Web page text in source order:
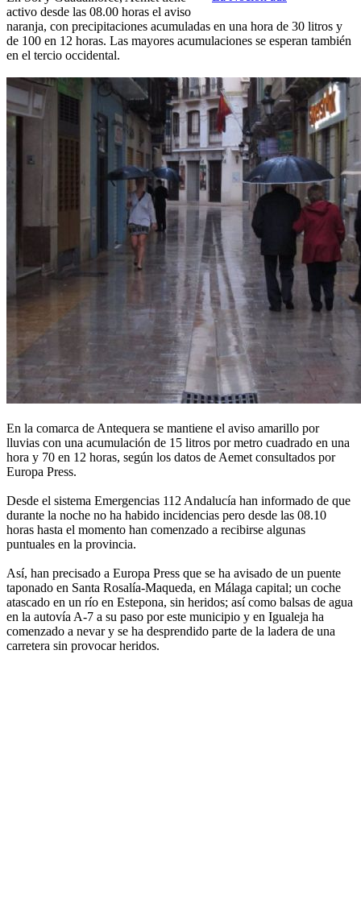
activo desde las 08.00 horas el aviso
naranja, con precipitaciones acumuladas en una hora de 30 litros y
de 100 en 12 horas. Las mayores acumulaciones se esperan también
en el tercio occidental.
En la comarca de Antequera se mantiene el aviso amarillo por
lluvias con una acumulación de 15 litros por metro cuadrado en una
hora y 70 en 12 horas, según los datos de Aemet consultados por
Europa Press.
Desde el sistema Emergencias 112 Andalucía han informado de que
durante la noche no ha habido incidencias pero desde las 08.10
horas hasta el momento han comenzado a recibirse algunas
puntuales en la provincia.
Así, han precisado a Europa Press que se ha avisado de un puente
taponado en Santa Rosalía-Maqueda, en Málaga capital; un coche
atascado en un río en Estepona, sin heridos; así como balsas de agua
en la autovía A-7 a su paso por este municipio y en Igualeja ha
comenzado a nevar y se ha desprendido parte de la ladera de una
carretera sin provocar heridos.